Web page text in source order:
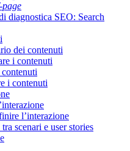
page
diagnostica SEO: Search
dei contenuti
i contenuti
i contenuti
l’interazione
scenari e user stories